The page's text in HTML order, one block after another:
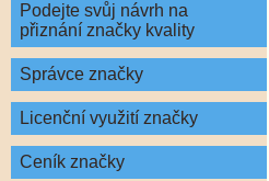
Podejte svůj návrh na
přiznání značky kvality
Správce značky
Licenční využití značky
Ceník značky